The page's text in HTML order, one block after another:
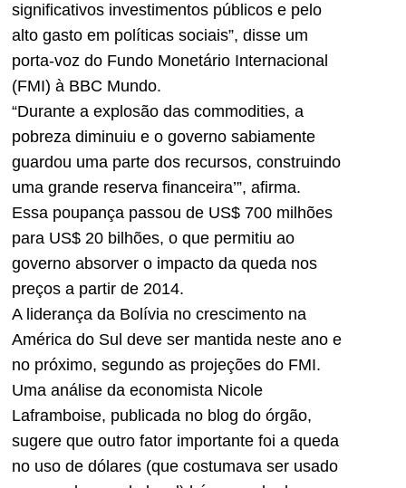
significativos investimentos públicos e pelo
alto gasto em políticas sociais”, disse um
porta-voz do Fundo Monetário Internacional
(FMI) à BBC Mundo.
“Durante a explosão das commodities, a
pobreza diminuiu e o governo sabiamente
guardou uma parte dos recursos, construindo
uma grande reserva financeira’”, afirma.
Essa poupança passou de US$ 700 milhões
para US$ 20 bilhões, o que permitiu ao
governo absorver o impacto da queda nos
preços a partir de 2014.
A liderança da Bolívia no crescimento na
América do Sul deve ser mantida neste ano e
no próximo, segundo as projeções do FMI.
Uma análise da economista Nicole
Laframboise, publicada no blog do órgão,
sugere que outro fator importante foi a queda
no uso de dólares (que costumava ser usado